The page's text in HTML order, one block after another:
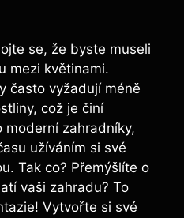
se, že byste museli
mezi květinami.
často vyžadují méně
což je činí
zahradníky,
užíváním si své
Tak co? Přemýšlíte o
vaši zahradu? To
Vytvořte si své